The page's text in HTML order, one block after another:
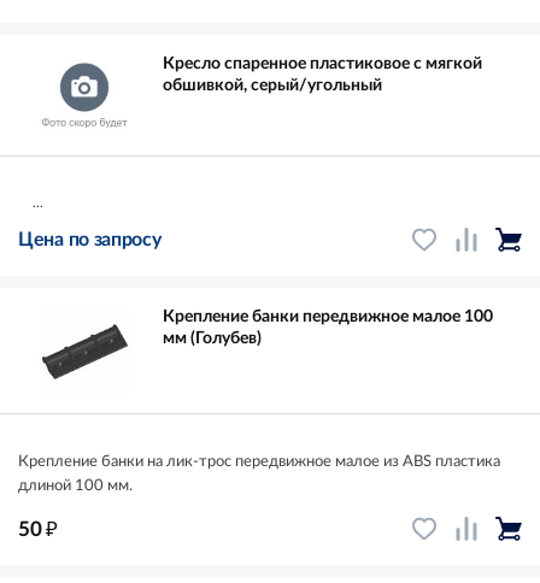
Кресло спаренное пластиковое с мягкой
обшивкой, серый/угольный
...
Цена по запросу
Крепление банки передвижное малое 100
мм (Голубев)
Крепление банки на лик-трос передвижное малое из ABS пластика
длиной 100 мм.
50₽